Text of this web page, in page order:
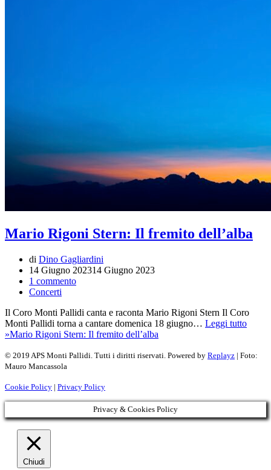
Mario Rigoni Stern: Il fremito dell’alba
di Dino Gagliardini
14 Giugno 202314 Giugno 2023
1 commento
Concerti
Il Coro Monti Pallidi canta e raconta Mario Rigoni Stern Il Coro
Monti Pallidi torna a cantare domenica 18 giugno… Leggi tutto
»Mario Rigoni Stern: Il fremito dell’alba
© 2019 APS Monti Pallidi. Tutti i diritti riservati. Powered by Replayz | Foto:
Mauro Mancassola
Cookie Policy | Privacy Policy
Privacy & Cookies Policy
Chiudi